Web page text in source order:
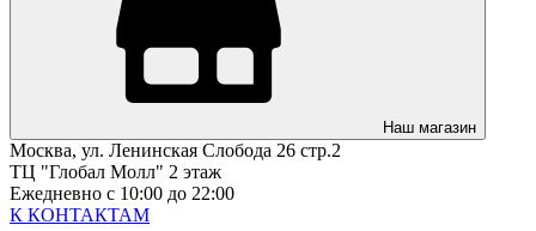
Наш магазин
Москва, ул. Ленинская Слобода 26 стр.2
ТЦ "Глобал Молл" 2 этаж
Ежедневно с 10:00 до 22:00
К КОНТАКТАМ